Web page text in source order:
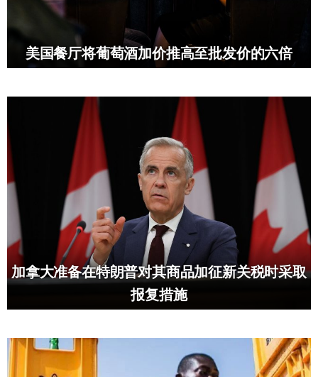
美国餐厅将葡萄酒加价推高至批发价的六倍
加拿大准备在特朗普对其商品加征新关税时采取
报复措施